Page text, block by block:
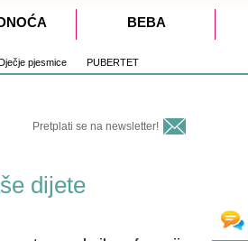
pjesmice PUBERTET
Pretplati se na newsletter!
dijete
BEBA